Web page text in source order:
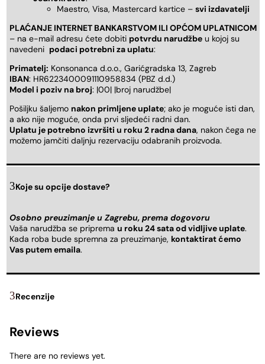
Maestro, Visa, Mastercard kartice – svi izdavatelji
PLAĆANJE INTERNET BANKARSTVOM ILI OPĆOM UPLATNICOM
– na e-mail adresu ćete dobiti potvrdu narudžbe u kojoj su
navedeni podaci potrebni za uplatu:
Primatelj: Konsonanca d.o.o., Garićgradska 13, Zagreb
IBAN: HR6223400091110958834 (PBZ d.d.)
Model i poziv na broj: |00| |broj narudžbe|
Pošiljku šaljemo nakon primljene uplate; ako je moguće isti dan,
a ako nije moguće, onda prvi sljedeći radni dan.
Uplatu je potrebno izvršiti u roku 2 radna dana, nakon čega ne
možemo jamčiti daljnju rezervaciju odabranih proizvoda.
Koje su opcije dostave?
Osobno preuzimanje u Zagrebu, prema dogovoru
Vaša narudžba se priprema u roku 24 sata od vidljive uplate.
Kada roba bude spremna za preuzimanje, kontaktirat ćemo
Vas putem emaila.
Recenzije
Reviews
There are no reviews yet.